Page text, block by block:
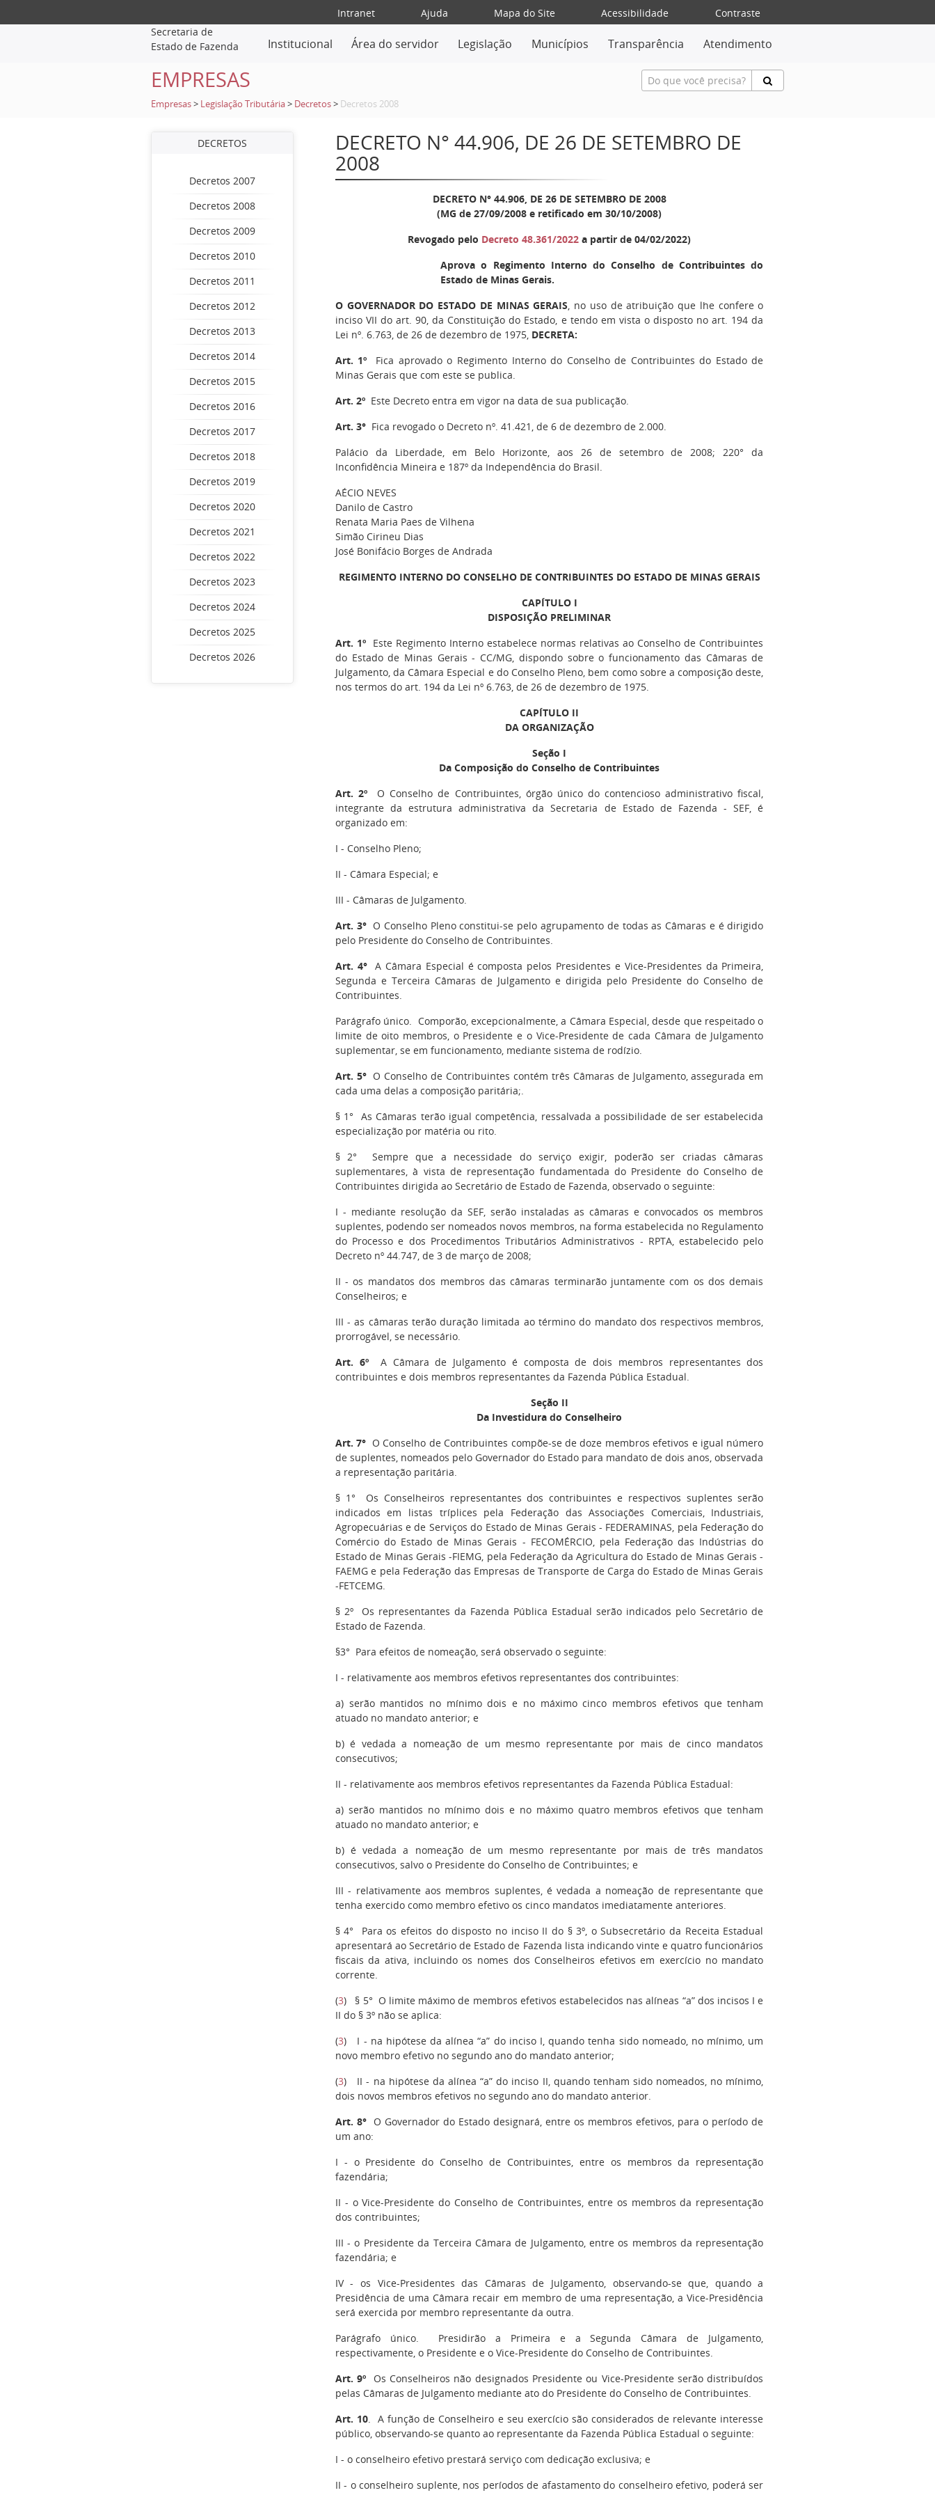
Intranet Ajuda Mapa do Site Acessibilidade
Contraste
Secretaria de
Estado de Fazenda
Institucional Área do servidor Legislação Municípios Transparência Atendimento
EMPRESAS
Empresas > Legislação Tributária > Decretos > Decretos 2008
DECRETOS
Decretos 2007
Decretos 2008
Decretos 2009
Decretos 2010
Decretos 2011
Decretos 2012
Decretos 2013
Decretos 2014
Decretos 2015
Decretos 2016
Decretos 2017
Decretos 2018
Decretos 2019
Decretos 2020
Decretos 2021
Decretos 2022
Decretos 2023
Decretos 2024
Decretos 2025
Decretos 2026
DECRETO N° 44.906, DE 26 DE SETEMBRO DE
2008
DECRETO N° 44.906, DE 26 DE SETEMBRO DE 2008
(MG de 27/09/2008 e retificado em 30/10/2008)
Revogado pelo Decreto 48.361/2022 a partir de 04/02/2022)
Aprova o Regimento Interno do Conselho de Contribuintes do
Estado de Minas Gerais.
O GOVERNADOR DO ESTADO DE MINAS GERAIS, no uso de atribuição que lhe confere o
inciso VII do art. 90, da Constituição do Estado, e tendo em vista o disposto no art. 194 da
Lei nº. 6.763, de 26 de dezembro de 1975, DECRETA:
Art. 1º Fica aprovado o Regimento Interno do Conselho de Contribuintes do Estado de
Minas Gerais que com este se publica.
Art. 2ºEste Decreto entra em vigor na data de sua publicação.
Art. 3°Fica revogado o Decreto nº. 41.421, de 6 de dezembro de 2.000.
Palácio da Liberdade, em Belo Horizonte, aos 26 de setembro de 2008; 220° da
Inconfidência Mineira e 187º da Independência do Brasil.
AÉCIO NEVES
Danilo de Castro
Renata Maria Paes de Vilhena
Simão Cirineu Dias
José Bonifácio Borges de Andrada
REGIMENTO INTERNO DO CONSELHO DE CONTRIBUINTES DO ESTADO DE MINAS GERAIS
CAPÍTULO I
DISPOSIÇÃO PRELIMINAR
Art. 1ºEste Regimento Interno estabelece normas relativas ao Conselho de Contribuintes
do Estado de Minas Gerais - CC/MG, dispondo sobre o funcionamento das Câmaras de
Julgamento, da Câmara Especial e do Conselho Pleno, bem como sobre a composição deste,
nos termos do art. 194 da Lei nº 6.763, de 26 de dezembro de 1975.
CAPÍTULO II
DA ORGANIZAÇÃO
Seção I
Da Composição doConselho de Contribuintes
Art. 2ºO Conselho de Contribuintes, órgão único do contencioso administrativo fiscal,
integrante da estrutura administrativa da Secretaria de Estado de Fazenda - SEF, é
organizado em:
I - Conselho Pleno;
II - Câmara Especial; e
III - Câmaras de Julgamento.
Art. 3°O Conselho Pleno constitui-se pelo agrupamento de todas as Câmaras e é dirigido
pelo Presidente do Conselho de Contribuintes.
Art. 4°A Câmara Especial é composta pelos Presidentes e Vice-Presidentes da Primeira,
Segunda e Terceira Câmaras de Julgamento e dirigida pelo Presidente do Conselho de
Contribuintes.
Parágrafo único. Comporão, excepcionalmente, a Câmara Especial, desde que respeitado o
limite de oito membros, o Presidente e o Vice-Presidente de cada Câmara de Julgamento
suplementar, se em funcionamento, mediante sistema de rodízio.
Art. 5°O Conselho de Contribuintes contém três Câmaras de Julgamento, assegurada em
cada uma delas a composição paritária;.
§ 1° As Câmaras terão igual competência, ressalvada a possibilidade de ser estabelecida
especialização por matéria ou rito.
§ 2° Sempre que a necessidade do serviço exigir, poderão ser criadas câmaras
suplementares, à vista de representação fundamentada do Presidente do Conselho de
Contribuintes dirigida ao Secretário de Estado de Fazenda, observado o seguinte:
I - mediante resolução da SEF, serão instaladas as câmaras e convocados os membros
suplentes, podendo ser nomeados novos membros, na forma estabelecida no Regulamento
do Processo e dos Procedimentos Tributários Administrativos - RPTA, estabelecido pelo
Decreto nº 44.747, de 3 de março de 2008;
II - os mandatos dos membros das câmaras terminarão juntamente com os dos demais
Conselheiros; e
III - as câmaras terão duração limitada ao término do mandato dos respectivos membros,
prorrogável, se necessário.
Art. 6ºA Câmara de Julgamento é composta de dois membros representantes dos
contribuintes e dois membros representantes da Fazenda Pública Estadual.
Seção II
Da Investidura do Conselheiro
Art. 7° O Conselho de Contribuintes compõe-se de doze membros efetivos e igual número
de suplentes, nomeados pelo Governador do Estado para mandato de dois anos, observada
a representação paritária.
§ 1° Os Conselheiros representantes dos contribuintes e respectivos suplentes serão
indicados em listas tríplices pela Federação das Associações Comerciais, Industriais,
Agropecuárias e de Serviços do Estado de Minas Gerais - FEDERAMINAS, pela Federação do
Comércio do Estado de Minas Gerais - FECOMÉRCIO, pela Federação das Indústrias do
Estado de Minas Gerais -FIEMG, pela Federação da Agricultura do Estado de Minas Gerais -
FAEMG e pela Federação das Empresas de Transporte de Carga do Estado de Minas Gerais
-FETCEMG.
§ 2º Os representantes da Fazenda Pública Estadual serão indicados pelo Secretário de
Estado de Fazenda.
§3° Para efeitos de nomeação, será observado o seguinte:
I - relativamente aos membros efetivos representantes dos contribuintes:
a) serão mantidos no mínimo dois e no máximo cinco membros efetivos que tenham
atuado no mandato anterior; e
b) é vedada a nomeação de um mesmo representante por mais de cinco mandatos
consecutivos;
II - relativamente aos membros efetivos representantes da Fazenda Pública Estadual:
a) serão mantidos no mínimo dois e no máximo quatro membros efetivos que tenham
atuado no mandato anterior; e
b) é vedada a nomeação de um mesmo representante por mais de três mandatos
consecutivos, salvo o Presidente do Conselho de Contribuintes; e
III - relativamente aos membros suplentes, é vedada a nomeação de representante que
tenha exercido como membro efetivo os cinco mandatos imediatamente anteriores.
§ 4° Para os efeitos do disposto no inciso II do § 3º, o Subsecretário da Receita Estadual
apresentará ao Secretário de Estado de Fazenda lista indicando vinte e quatro funcionários
fiscais da ativa, incluindo os nomes dos Conselheiros efetivos em exercício no mandato
corrente.
(3) § 5° O limite máximo de membros efetivos estabelecidos nas alíneas “a” dos incisos I e
II do § 3º não se aplica:
(3) I - na hipótese da alínea “a” do inciso I, quando tenha sido nomeado, no mínimo, um
novo membro efetivo no segundo ano do mandato anterior;
(3) II - na hipótese da alínea “a” do inciso II, quando tenham sido nomeados, no mínimo,
dois novos membros efetivos no segundo ano do mandato anterior.
Art. 8°O Governador do Estado designará, entre os membros efetivos, para o período de
um ano:
I - o Presidente do Conselho de Contribuintes, entre os membros da representação
fazendária;
II - o Vice-Presidente do Conselho de Contribuintes, entre os membros da representação
dos contribuintes;
III - o Presidente da Terceira Câmara de Julgamento, entre os membros da representação
fazendária; e
IV - os Vice-Presidentes das Câmaras de Julgamento, observando-se que, quando a
Presidência de uma Câmara recair em membro de uma representação, a Vice-Presidência
será exercida por membro representante da outra.
Parágrafo único. Presidirão a Primeira e a Segunda Câmara de Julgamento,
respectivamente, o Presidente e o Vice-Presidente do Conselho de Contribuintes.
Art. 9º Os Conselheiros não designados Presidente ou Vice-Presidente serão distribuídos
pelas Câmaras de Julgamento mediante ato do Presidente do Conselho de Contribuintes.
Art. 10. A função de Conselheiro e seu exercício são considerados de relevante interesse
público, observando-se quanto ao representante da Fazenda Pública Estadual o seguinte:
I - o conselheiro efetivo prestará serviço com dedicação exclusiva; e
II - o conselheiro suplente, nos períodos de afastamento do conselheiro efetivo, poderá ser